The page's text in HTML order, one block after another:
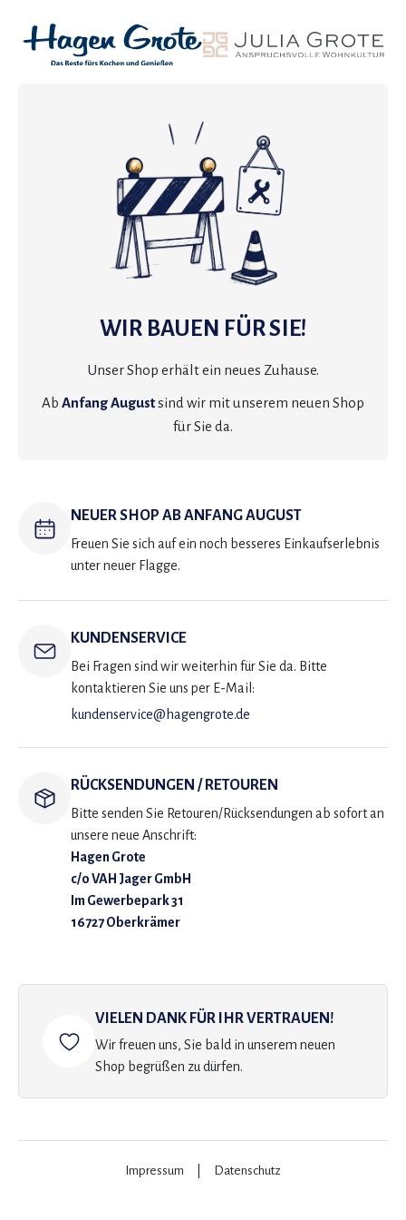
WIR BAUEN FÜR SIE!
Unser Shop erhält ein neues Zuhause.
Ab Anfang Augustsind wir mit unserem neuen Shop
für Sie da.
NEUER SHOP AB ANFANG AUGUST
Freuen Sie sich auf ein noch besseres Einkaufserlebnis
unter neuer Flagge.
KUNDENSERVICE
Bei Fragen sind wir weiterhin für Sie da. Bitte
kontaktieren Sie uns per E-Mail:
kundenservice@hagengrote.de
RÜCKSENDUNGEN / RETOUREN
Bitte senden Sie Retouren/Rücksendungen ab sofort an
unsere neue Anschrift:
Hagen Grote
c/o VAH Jager GmbH
Im Gewerbepark 31
16727 Oberkrämer
VIELEN DANK FÜR IHR VERTRAUEN!
Wir freuen uns, Sie bald in unserem neuen
Shop begrüßen zu dürfen.
Impressum Datenschutz